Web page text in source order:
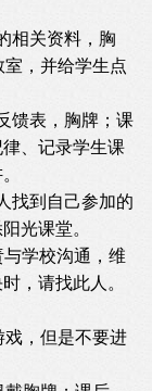
相关资料，胸
，并给学生点
馈表，胸牌；课
、记录学生课
找到自己参加的
光课堂。
与学校沟通，维
，请找此人。
，但是不要进